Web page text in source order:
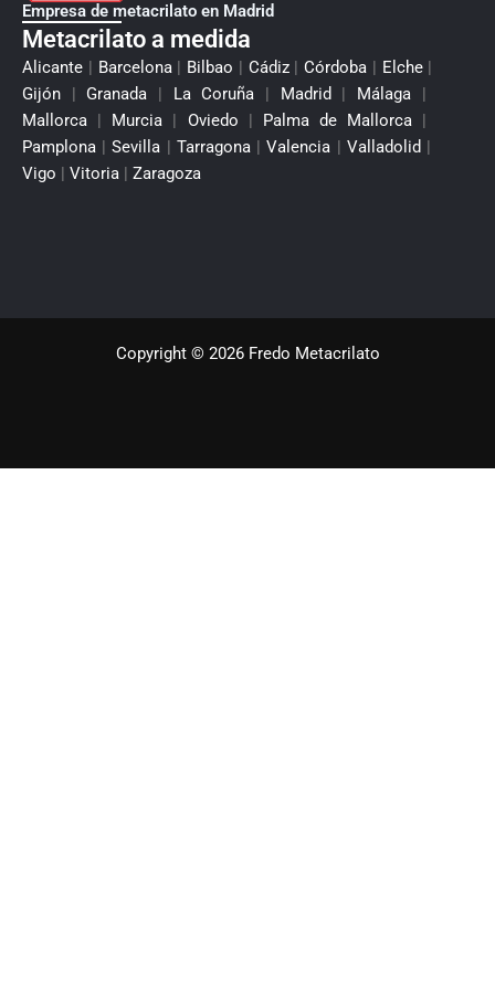
Empresa de metacrilato en Madrid
Metacrilato a medida
Alicante | Barcelona | Bilbao | Cádiz | Córdoba | Elche |
Gijón | Granada | La Coruña | Madrid | Málaga |
Mallorca | Murcia | Oviedo | Palma de Mallorca |
Pamplona | Sevilla | Tarragona | Valencia | Valladolid |
Vigo | Vitoria | Zaragoza
Copyright © 2026 Fredo Metacrilato